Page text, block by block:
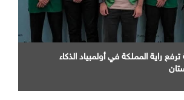
راية المملكة في أولمبياد الذكاء